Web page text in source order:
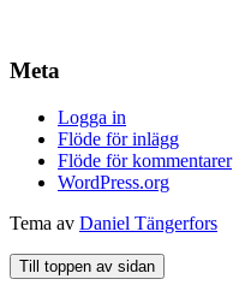
Meta
Logga in
Flöde för inlägg
Flöde för kommentarer
WordPress.org
Tema av Daniel Tängerfors
Till toppen av sidan